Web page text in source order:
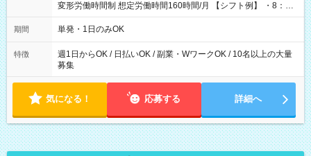
変形労働時間制 想定労働時間160時間/月 【シフト例】 ・8：00
～21：00
期間 単発・1日のみOK
特徴
週1日からOK / 日払いOK / 副業・WワークOK / 10名以上の大量
募集
気になる！ 応募する 詳細へ